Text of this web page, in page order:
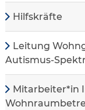
Hilfskräfte
Leitung
Autismus-
Mitarbeiter*in